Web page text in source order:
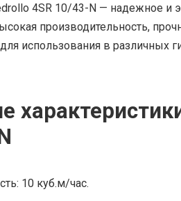
4SR 10/43-N — надежное и
производительность,
использования в различных
10 куб.м/час.